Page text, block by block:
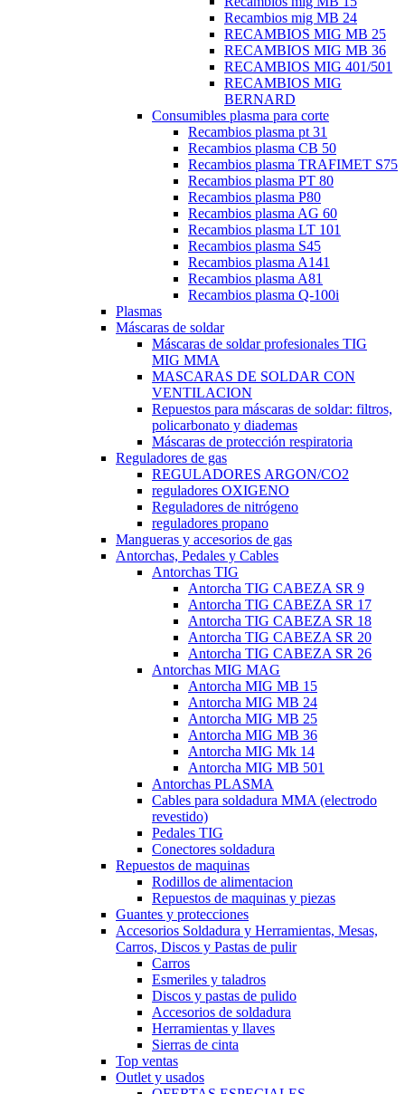
Recambios mig MB 24
RECAMBIOS MIG MB 25
RECAMBIOS MIG MB 36
RECAMBIOS MIG 401/501
RECAMBIOS MIG
BERNARD
Consumibles plasma para corte
Recambios plasma pt 31
Recambios plasma CB 50
Recambios plasma TRAFIMET S75
Recambios plasma PT 80
Recambios plasma P80
Recambios plasma AG 60
Recambios plasma LT 101
Recambios plasma S45
Recambios plasma A141
Recambios plasma A81
Recambios plasma Q-100i
Plasmas
Máscaras de soldar
Máscaras de soldar profesionales TIG
MIG MMA
MASCARAS DE SOLDAR CON
VENTILACION
Repuestos para máscaras de soldar: filtros,
policarbonato y diademas
Máscaras de protección respiratoria
Reguladores de gas
REGULADORES ARGON/CO2
reguladores OXIGENO
Reguladores de nitrógeno
reguladores propano
Mangueras y accesorios de gas
Antorchas, Pedales y Cables
Antorchas TIG
Antorcha TIG CABEZA SR 9
Antorcha TIG CABEZA SR 17
Antorcha TIG CABEZA SR 18
Antorcha TIG CABEZA SR 20
Antorcha TIG CABEZA SR 26
Antorchas MIG MAG
Antorcha MIG MB 15
Antorcha MIG MB 24
Antorcha MIG MB 25
Antorcha MIG MB 36
Antorcha MIG Mk 14
Antorcha MIG MB 501
Antorchas PLASMA
Cables para soldadura MMA (electrodo
revestido)
Pedales TIG
Conectores soldadura
Repuestos de maquinas
Rodillos de alimentacion
Repuestos de maquinas y piezas
Guantes y protecciones
Accesorios Soldadura y Herramientas, Mesas,
Carros, Discos y Pastas de pulir
Carros
Esmeriles y taladros
Discos y pastas de pulido
Accesorios de soldadura
Herramientas y llaves
Sierras de cinta
Top ventas
Outlet y usados